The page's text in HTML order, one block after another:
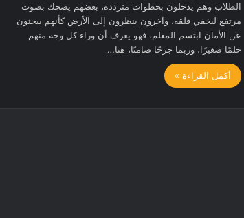
الطلاب وهم يدخلون بخطوات مترددة، بعضهم يضحك بصوت
مرتفع ليخفي قلقه، وآخرون ينظرون إلى الأرض كأنهم يبحثون
عن الأمان ابتسم المعلم، فهو يعرف أن وراء كل وجه منهم
حلمًا صغيرًا، وربما جرحًا صامتًا، هنا…
أكمل القراءة »